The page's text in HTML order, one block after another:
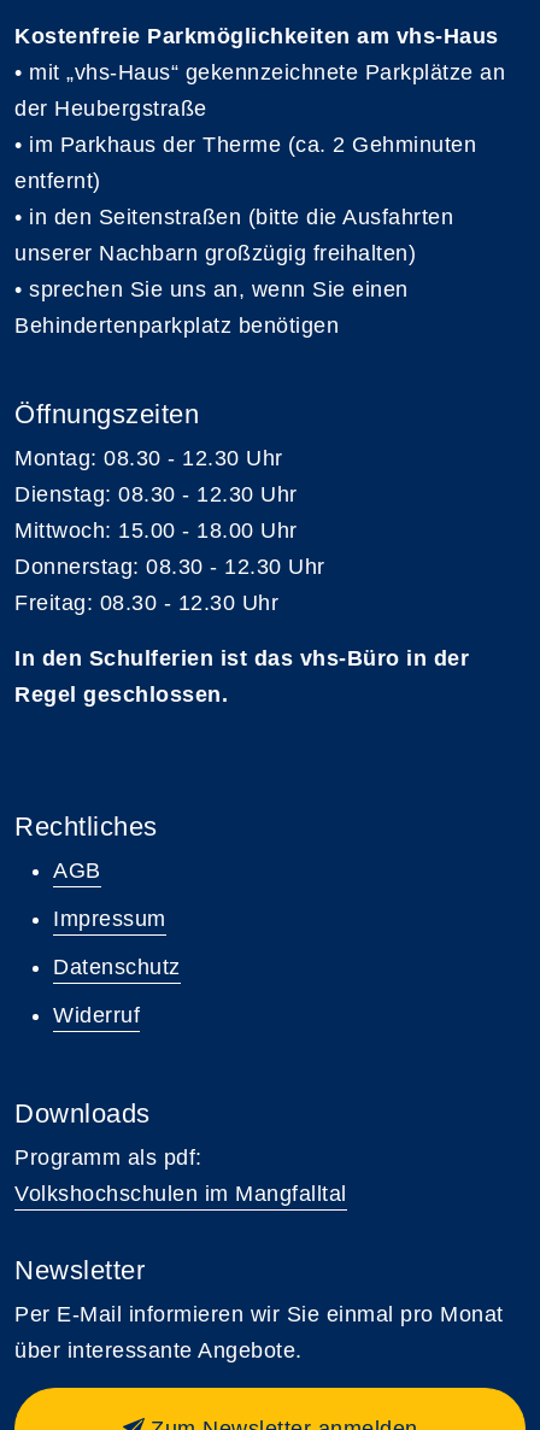
Kostenfreie Parkmöglichkeiten am vhs-Haus
• mit „vhs-Haus“ gekennzeichnete Parkplätze an
der Heubergstraße
• im Parkhaus der Therme (ca. 2 Gehminuten
entfernt)
• in den Seitenstraßen (bitte die Ausfahrten
unserer Nachbarn großzügig freihalten)
• sprechen Sie uns an, wenn Sie einen
Behindertenparkplatz benötigen
Öffnungszeiten
Montag: 08.30 - 12.30 Uhr
Dienstag: 08.30 - 12.30 Uhr
Mittwoch: 15.00 - 18.00 Uhr
Donnerstag: 08.30 - 12.30 Uhr
Freitag: 08.30 - 12.30 Uhr
In den Schulferien ist das vhs-Büro in der
Regel geschlossen.
Rechtliches
AGB
Impressum
Datenschutz
Widerruf
Downloads
Programm als pdf:
Volkshochschulen im Mangfalltal
Newsletter
Per E-Mail informieren wir Sie einmal pro Monat
über interessante Angebote.